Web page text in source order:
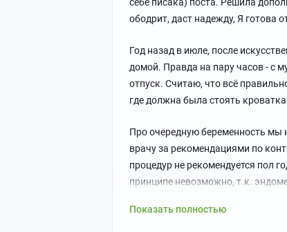
ободрит, даст надежду, Я готова
Год назад в июле, после
домой. Правда на пару часов - с
отпуск. Считаю, что всё
где должна была стоять
Про очередную беременность мы
врачу за рекомендациями по
процедур не рекомендуется пол
принципе невозможно, т.к.
Показать полностью